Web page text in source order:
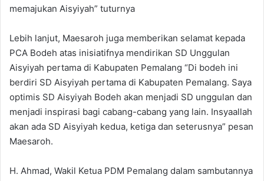
memajukan Aisyiyah” tuturnya
Lebih lanjut, Maesaroh juga memberikan selamat kepada
PCA Bodeh atas inisiatifnya mendirikan SD Unggulan
Aisyiyah pertama di Kabupaten Pemalang “Di bodeh ini
berdiri SD Aisyiyah pertama di Kabupaten Pemalang. Saya
optimis SD Aisyiyah Bodeh akan menjadi SD unggulan dan
menjadi inspirasi bagi cabang-cabang yang lain. Insyaallah
akan ada SD Aisyiyah kedua, ketiga dan seterusnya” pesan
Maesaroh.
H. Ahmad, Wakil Ketua PDM Pemalang dalam sambutannya